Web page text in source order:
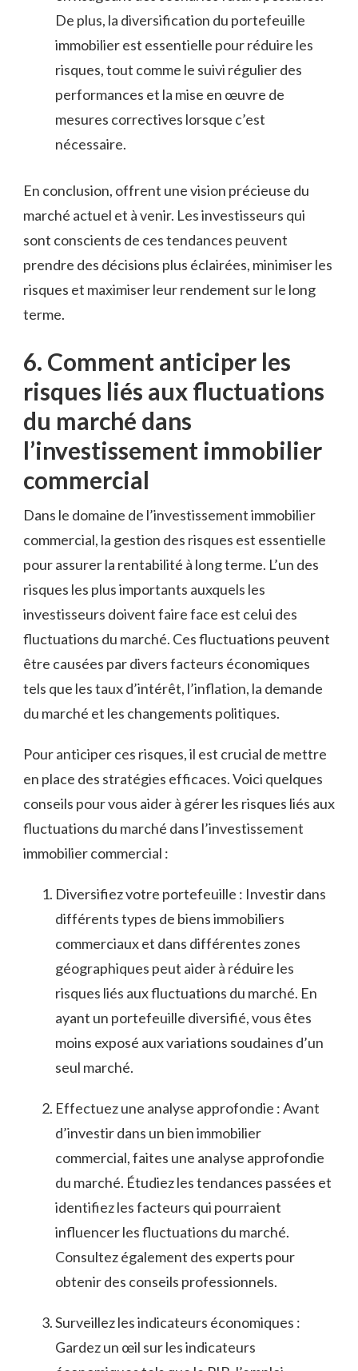
⁣De plus, la diversification du portefeuille
immobilier est⁢ essentielle pour ‍réduire les
risques, tout comme le suivi régulier des
performances‍ et la‌ mise en œuvre de
mesures correctives lorsque c’est
nécessaire.
En conclusion, ‍offrent une vision ‌précieuse du
marché actuel et à⁤ venir. Les investisseurs qui​
sont conscients de ⁢ces tendances⁤ peuvent
prendre des décisions plus éclairées, minimiser les‍
risques et maximiser leur‍ rendement sur le long
terme.
6. Comment anticiper les
risques liés⁣ aux fluctuations
du marché dans
‌l’investissement immobilier
commercial
Dans le domaine de l’investissement immobilier
commercial, ⁣la gestion des risques est essentielle
pour assurer la rentabilité à long⁤ terme. L’un des
risques les plus importants auxquels les
investisseurs doivent faire face est celui‍ des
fluctuations du‍ marché.⁢ Ces ​fluctuations ⁤peuvent
⁤être causées ⁣par divers⁣ facteurs économiques
‍tels que les taux d’intérêt, l’inflation, la ⁣demande
du⁤ marché ⁢et les changements politiques.
Pour anticiper ces risques, il est crucial⁤ de mettre
en​ place⁣ des⁢ stratégies efficaces. Voici quelques ​
conseils pour vous aider ⁣à gérer⁢ les ​risques⁣ liés aux
⁣fluctuations du marché dans l’investissement
immobilier commercial :
Diversifiez votre portefeuille⁢ : Investir‌ dans
différents types de biens⁣ immobiliers
‌commerciaux et dans différentes ⁤zones
géographiques‌ peut aider à réduire ⁣les
risques liés aux‍ fluctuations du ⁢marché. En
ayant un portefeuille diversifié, vous êtes
moins exposé⁤ aux variations soudaines d’un
seul‌ marché.
Effectuez une analyse approfondie : Avant
d’investir dans un ⁢bien immobilier
commercial, faites ‍une⁣ analyse approfondie
du marché. Étudiez les tendances passées‌ et
identifiez les facteurs qui‍ pourraient
influencer ⁣les fluctuations du marché.
Consultez également des experts pour
obtenir des conseils professionnels.
Surveillez les indicateurs économiques :
Gardez ⁢un œil sur les​ indicateurs